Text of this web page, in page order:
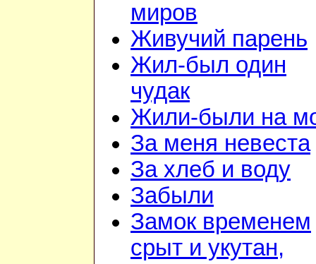
миров
Живучий парень
Жил-был один
чудак
Жили-были на
За меня невеста
За хлеб и воду
Забыли
Замок временем
срыт и укутан,